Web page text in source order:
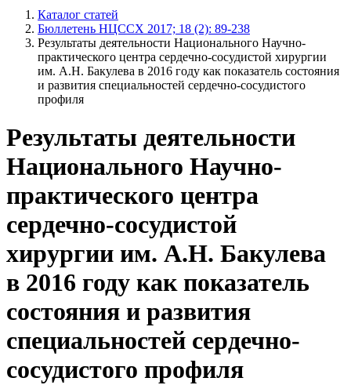
Каталог статей
Бюллетень НЦССХ 2017; 18 (2): 89-238
Результаты деятельности Национального Научно-
практического центра сердечно-сосудистой хирургии
им. А.Н. Бакулева в 2016 году как показатель состояния
и развития специальностей сердечно-сосудистого
профиля
Результаты деятельности
Национального Научно-
практического центра
сердечно-сосудистой
хирургии им. А.Н. Бакулева
в 2016 году как показатель
состояния и развития
специальностей сердечно-
сосудистого профиля